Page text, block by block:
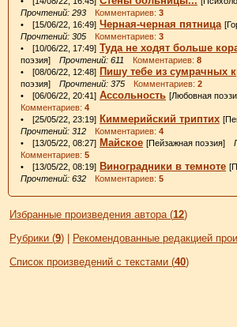
Прочтений: 293 Комментариев: 3
• [15/06/22, 16:49] Черная-черная пятница
Прочтений: 305 Комментариев: 3
• [10/06/22, 17:49] Туда не ходят больше
поэзия] Прочтений: 611 Комментариев: 8
• [08/06/22, 12:48] Пишу тебе из сумрачных
поэзия] Прочтений: 375 Комментариев: 2
• [06/06/22, 20:41] Ассольность [Любовная
Комментариев: 4
• [25/05/22, 23:19] Киммерийский триптих
Прочтений: 312 Комментариев: 4
• [13/05/22, 08:27] Майское [Пейзажная поэзия]
Комментариев: 5
• [13/05/22, 08:19] Виноградники в темноте
Прочтений: 632 Комментариев: 5
Избранные произведения автора (12)
Рубрики (9) | Рекомендованные редакцией
Список произведений с текстами (40)